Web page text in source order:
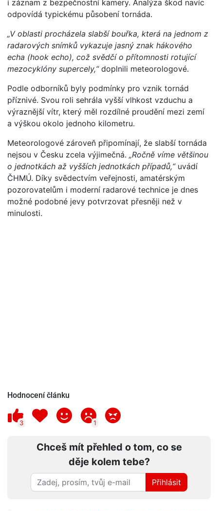
i záznam z bezpečnostní kamery. Analýza škod navíc
odpovídá typickému působení tornáda.
„V oblasti procházela slabší bouřka, která na jednom z
radarových snímků vykazuje jasný znak hákového
echa (hook echo), což svědčí o přítomnosti rotující
mezocyklóny supercely,“doplnili meteorologové.
Podle odborníků byly podmínky pro vznik tornád
příznivé. Svou roli sehrála vyšší vlhkost vzduchu a
výraznější vítr, který měl rozdílné proudění mezi zemí
a výškou okolo jednoho kilometru.
Meteorologové zároveň připomínají, že slabší tornáda
nejsou v Česku zcela výjimečná. „Ročně víme většinou
o jednotkách až vyšších jednotkách případů,“uvádí
ČHMÚ. Díky svědectvím veřejnosti, amatérským
pozorovatelům i moderní radarové technice je dnes
možné podobné jevy potvrzovat přesněji než v
minulosti.
Hodnocení článku
3 1
Chceš mít přehled o tom, co se
děje kolem tebe?
Přihlásit